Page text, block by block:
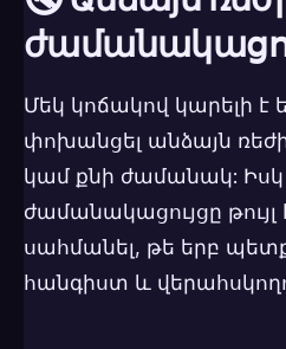
Մեկ կոճակով կարելի
փոխանցել անձայն
կամ քնի ժամանակ: Իսկ
ժամանակացույցը
սահմանել, թե երբ
հանգիստ և